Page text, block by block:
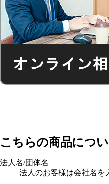
こちらの商品につ
法人名/団体名
法人のお客様は会社名を